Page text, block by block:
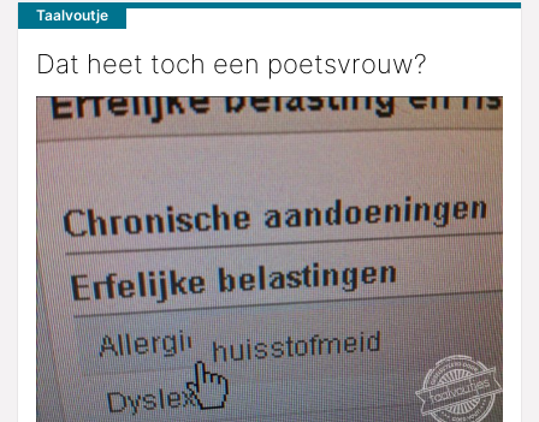
Taalvoutje
Dat heet toch een poetsvrouw?